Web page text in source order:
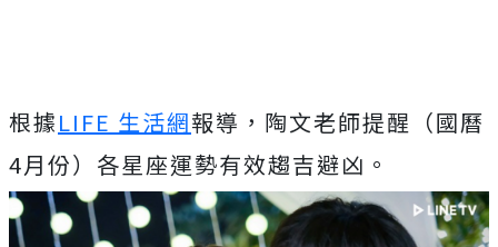
根據LIFE 生活網報導，陶文老師提醒（國曆
4月份）各星座運勢有效趨吉避凶。